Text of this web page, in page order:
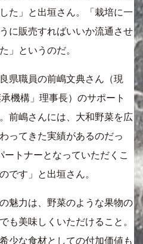
た」と出垣さん。「栽培に一
に販売すればいいか流通させ
」というのだ。
県職員の前嶋文典さん（現
機構」理事長）のサポート
前嶋さんには、大和野菜を広
ってきた実績があるのだっ
トナーとなっていただくこ
です」と出垣さん。
魅力は、野菜のような果物の
も美味しくいただけること。
少な食材としての付加価値も